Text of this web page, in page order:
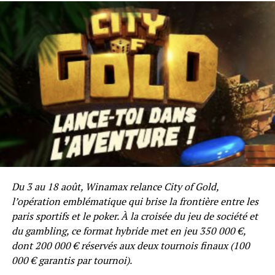
Recrutez Vikash dans votre équipe pour un match de
foot en salle « légendaire » au Parc des Princes
contre le Team Winamax avec quatre de vos amis.
Vous porterez des maillots du PSG ou des maillots
Winamax floqués à vos noms, c’est à vous de choisir ! Ils
seront dédicacés par les joueurs du PSG ou ceux du
Team Winamax. Au programme de la troisième mi-
Du 3 au 18 août, Winamax relance City of Gold,
l’opération emblématique qui brise la frontière entre les
paris sportifs et le poker. À la croisée du jeu de société et
du gambling, ce format hybride met en jeu 350 000 €,
dont 200 000 € réservés aux deux tournois finaux (100
000 € garantis par tournoi).